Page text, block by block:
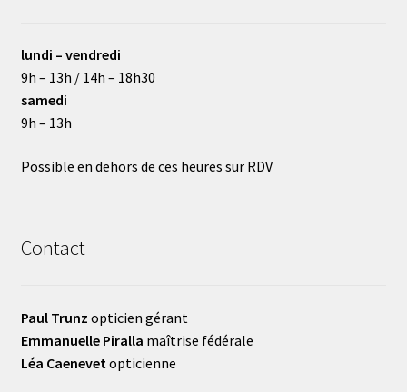
lundi – vendredi
9h – 13h / 14h – 18h30
samedi
9h – 13h
Possible en dehors de ces heures sur RDV
Contact
Paul Trunz opticien gérant
Emmanuelle Piralla maîtrise fédérale
Léa Caenevet opticienne